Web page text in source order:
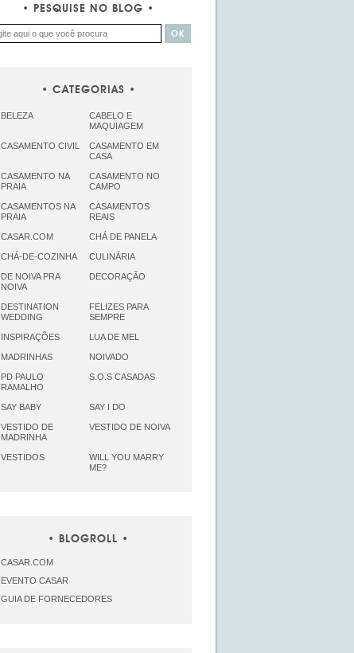
PESQUISE NO BLOG
CATEGORIAS
BELEZA
CABELO E
MAQUIAGEM
CASAMENTO CIVIL
CASAMENTO EM
CASA
CASAMENTO NA
PRAIA
CASAMENTO NO
CAMPO
CASAMENTOS NA
PRAIA
CASAMENTOS
REAIS
CASAR.COM CHÁ DE PANELA
CHÁ-DE-COZINHA CULINÁRIA
DE NOIVA PRA
NOIVA
DECORAÇÃO
DESTINATION
WEDDING
FELIZES PARA
SEMPRE
INSPIRAÇÕES LUA DE MEL
MADRINHAS NOIVADO
PD PAULO
RAMALHO
S.O.S CASADAS
SAY BABY SAY I DO
VESTIDO DE
MADRINHA
VESTIDO DE NOIVA
VESTIDOS
WILL YOU MARRY
ME?
BLOGROLL
CASAR.COM
EVENTO CASAR
GUIA DE FORNECEDORES